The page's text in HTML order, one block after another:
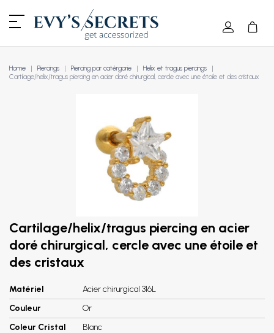
Home Piercings Piercing par catérgorie
Helix et tragus piercings
Cartilage/helix/tragus piercing en acier doré chirurgical, cercle avec une étoile et des cristaux
Cartilage/helix/tragus piercing en acier
doré chirurgical, cercle avec une étoile et
des cristaux
Matériel
Acier chirurgical 316L
Couleur
Or
Coleur Cristal
Blanc